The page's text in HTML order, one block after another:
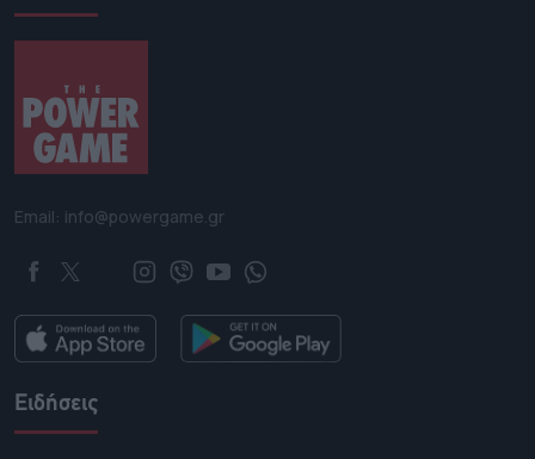
Email: info@powergame.gr
Ειδήσεις